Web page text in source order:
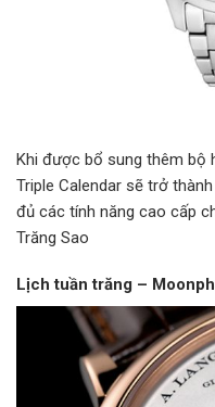
Khi được bổ sung thêm bộ
Triple Calendar sẽ trở
đủ các tính năng cao cấp
Trăng Sao
Lịch tuần trăng –